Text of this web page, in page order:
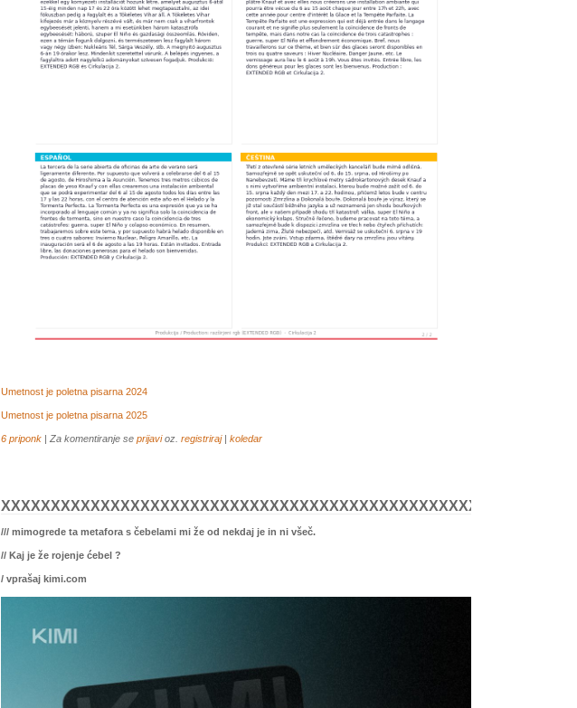
Umetnost je poletna pisarna 2024
Umetnost je poletna pisarna 2025
6 priponk | Za komentiranje se prijavioz. registriraj| koledar
XXXXXXXXXXXXXXXXXXXXXXXXXXXXXXXXXXXXXXXXXXXXXXXXXXXXXXXX
/// mimogrede ta metafora s čebelami mi že od nekdaj je in ni všeč.
// Kaj je že rojenje ćebel ?
/ vprašaj kimi.com